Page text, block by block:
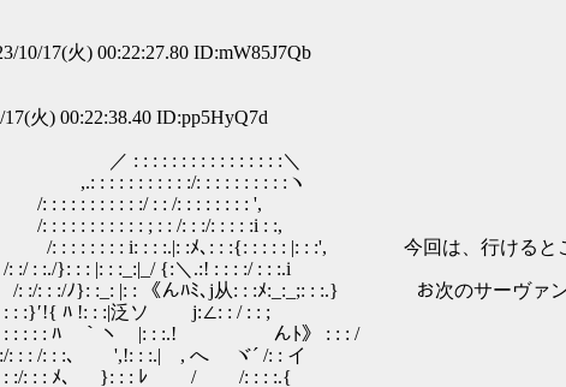
10/17(火) 00:22:27.80 ID:mW85J7Qb
17(火) 00:22:38.40 ID:pp5HyQ7d
: : : : : : : : :＼
: :/: : : : : : : : : :ヽ
: : /: : : : : : : : ',
; : : /: : :/: : : : :i : :,
ﾒ､: : :{: : : : : |: : :', 今回は、行けるところま
{:＼.:! : : : :/ : : :.i
んﾊﾐ､j从: : :ﾒ:_:_;: : :.} お次のサーヴァントの
: :|泛ソ j:∠: : / : : ;
ヽ |: : :.! んﾄ》 : : : /
: :.| , へ ヾ´ /: : イ
ﾒ､ }: : : ﾚ / /: : : :.{